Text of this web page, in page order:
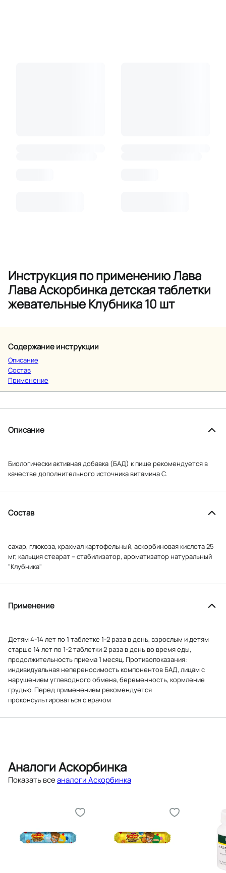
Инструкция по применению Лава
Лава Аскорбинка детская таблетки
жевательные Клубника 10 шт
Содержание инструкции
Описание
Состав
Применение
Описание
Биологически активная добавка (БАД) к пище рекомендуется в
качестве дополнительного источника витамина С.
Состав
сахар, глюкоза, крахмал картофельный, аскорбиновая кислота 25
мг, кальция стеарат – стабилизатор, ароматизатор натуральный
"Клубника"
Применение
Детям 4-14 лет по 1 таблетке 1-2 раза в день, взрослым и детям
старше 14 лет по 1-2 таблетки 2 раза в день во время еды,
продолжительность приема 1 месяц. Противопоказания:
индивидуальная непереносимость компонентов БАД, лицам с
нарушением углеводного обмена, беременность, кормление
грудью. Перед применением рекомендуется
проконсультироваться с врачом
Аналоги Аскорбинка
Показать всеаналоги Аскорбинка